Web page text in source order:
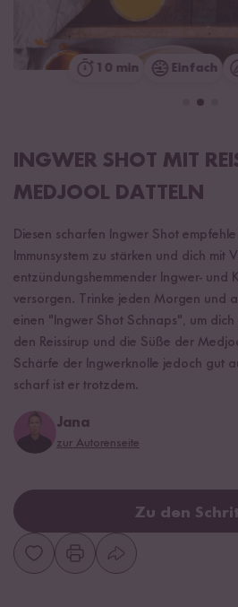
10 min Einfach
INGWER SHOT MIT
MEDJOOL DATTELN
Diesen scharfen Ingwer Shot
Immunsystem zu stärken und dich mit
entzündungshemmender Ingwer- und
versorgen. Trinke jeden Morgen und
einen "Ingwer Shot Schnaps", um
den Reissirup und die Süße der
Schärfe der Ingwerknolle jedoch gut
scharf ist er trotzdem.
Jana
zur Autorenseite
Zu den